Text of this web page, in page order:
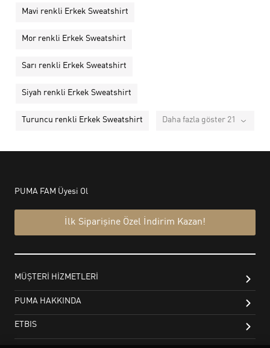
Mavi renkli Erkek Sweatshirt
Mor renkli Erkek Sweatshirt
Sarı renkli Erkek Sweatshirt
Siyah renkli Erkek Sweatshirt
Turuncu renkli Erkek Sweatshirt Daha fazla göster 21